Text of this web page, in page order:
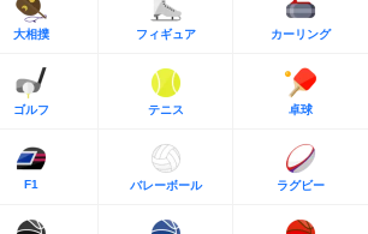
大相撲 フィギュア カーリング
ゴルフ テニス 卓球
F1 バレーボール ラグビー